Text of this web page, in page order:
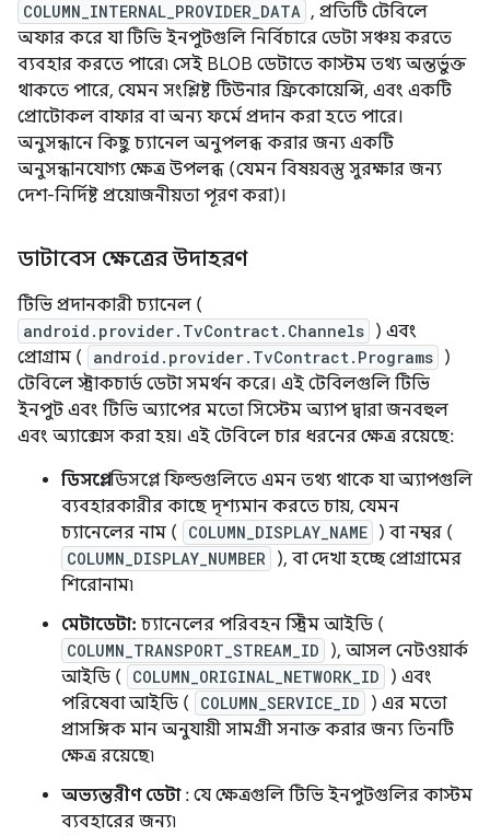
COLUMN_INTERNAL_PROVIDER_DATA , প্রতিটি টেবিলে
অফার করে যা টিভি ইনপুটগুলি নির্বিচারে ডেটা সঞ্চয় করতে
ব্যবহার করতে পারে৷ সেই BLOB ডেটাতে কাস্টম তথ্য অন্তর্ভুক্ত
থাকতে পারে, যেমন সংশ্লিষ্ট টিউনার ফ্রিকোয়েন্সি, এবং একটি
প্রোটোকল বাফার বা অন্য ফর্মে প্রদান করা হতে পারে।
অনুসন্ধানে কিছু চ্যানেল অনুপলব্ধ করার জন্য একটি
অনুসন্ধানযোগ্য ক্ষেত্র উপলব্ধ (যেমন বিষয়বস্তু সুরক্ষার জন্য
দেশ-নির্দিষ্ট প্রয়োজনীয়তা পূরণ করা)।
ডাটাবেস ক্ষেত্রের উদাহরণ
টিভি প্রদানকারী চ্যানেল (
android.provider.TvContract.Channels ) এবং
প্রোগ্রাম (
android.provider.TvContract.Programs )
টেবিলে স্ট্রাকচার্ড ডেটা সমর্থন করে। এই টেবিলগুলি টিভি
ইনপুট এবং টিভি অ্যাপের মতো সিস্টেম অ্যাপ দ্বারা জনবহুল
এবং অ্যাক্সেস করা হয়। এই টেবিলে চার ধরনের ক্ষেত্র রয়েছে:
ডিসপ্লে:ডিসপ্লে ফিল্ডগুলিতে এমন তথ্য থাকে যা অ্যাপগুলি
ব্যবহারকারীর কাছে দৃশ্যমান করতে চায়, যেমন
চ্যানেলের নাম (
COLUMN_DISPLAY_NAME ) বা নম্বর (
COLUMN_DISPLAY_NUMBER
), বা দেখা হচ্ছে প্রোগ্রামের
শিরোনাম৷
মেটাডেটা: চ্যানেলের পরিবহন স্ট্রিম আইডি (
COLUMN_TRANSPORT_STREAM_ID
), আসল নেটওয়ার্ক
আইডি (
COLUMN_ORIGINAL_NETWORK_ID
) এবং
পরিষেবা আইডি (
COLUMN_SERVICE_ID
) এর মতো
প্রাসঙ্গিক মান অনুযায়ী সামগ্রী সনাক্ত করার জন্য তিনটি
ক্ষেত্র রয়েছে৷
অভ্যন্তরীণ ডেটা: যে ক্ষেত্রগুলি টিভি ইনপুটগুলির কাস্টম
ব্যবহারের জন্য৷